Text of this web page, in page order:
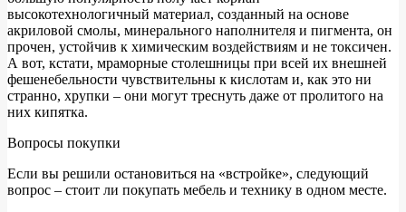
высокотехнологичный материал, созданный на основе
акриловой смолы, минерального наполнителя и пигмента, он
прочен, устойчив к химическим воздействиям и не токсичен.
А вот, кстати, мраморные столешницы при всей их внешней
фешенебельности чувствительны к кислотам и, как это ни
странно, хрупки – они могут треснуть даже от пролитого на
них кипятка.
Вопросы покупки
Если вы решили остановиться на «встройке», следующий
вопрос – стоит ли покупать мебель и технику в одном месте.